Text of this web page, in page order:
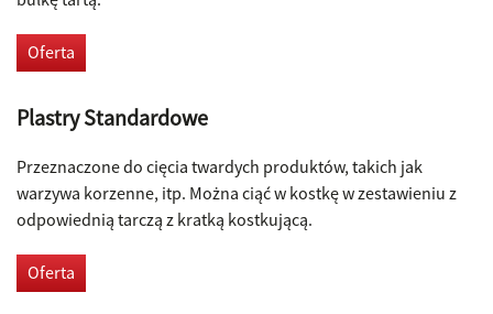
Oferta
Plastry Standardowe
Przeznaczone do cięcia twardych produktów, takich jak
warzywa korzenne, itp. Można ciąć w kostkę w zestawieniu z
odpowiednią tarczą z kratką kostkującą.
Oferta